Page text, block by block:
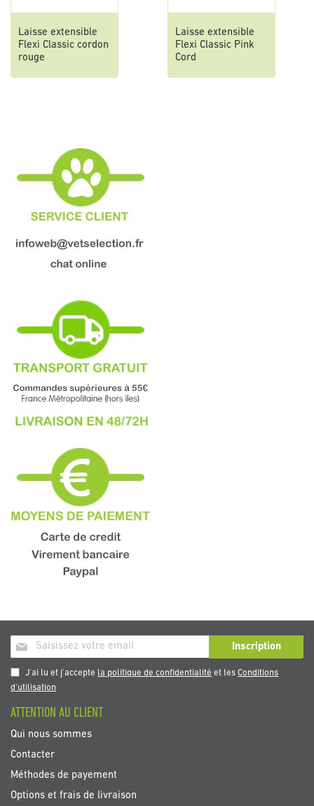
Laisse extensible
Flexi Classic cordon
rouge
Laisse extensible
Flexi Classic Pink
Cord
Inscription
à
notre
newsletter
Inscription
J'ai lu et j'accepte la politique de confidentialité et lesConditions
d'utilisation
ATTENTION AU CLIENT
Qui nous sommes
Contacter
Méthodes de payement
Options et frais de livraison